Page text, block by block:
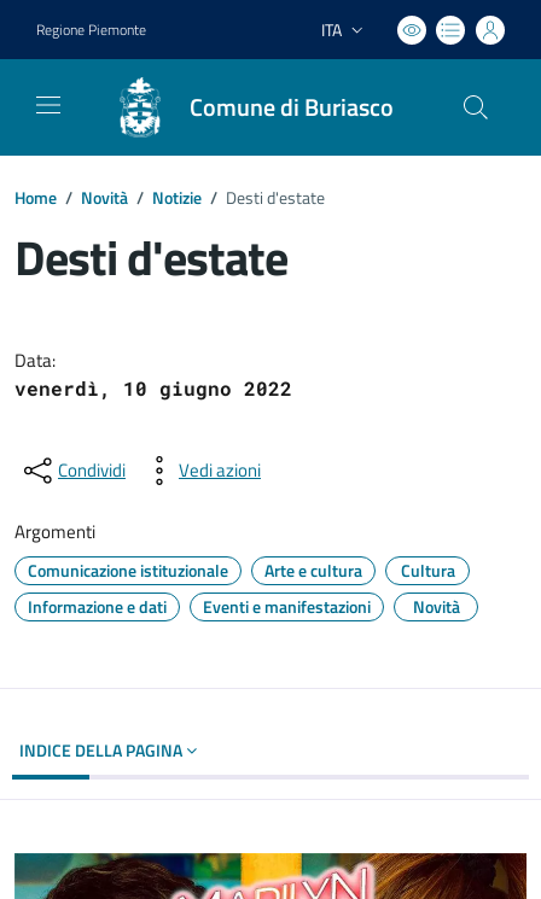
Regione Piemonte Lingua attiva:
ITA
Comune di Buriasco
Home / Novità / Notizie / Desti d'estate
Desti d'estate
Data:
venerdì, 10 giugno 2022
Condividi Vedi azioni
Argomenti
Comunicazione istituzionale Arte e cultura
Cultura
Informazione e dati
Eventi e manifestazioni Novità
INDICE DELLA PAGINA